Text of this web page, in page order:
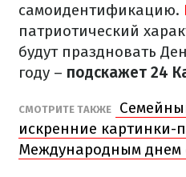
самоидентификацию.
патриотический
будут праздновать
году – подскажет 24
СМОТРИТЕ ТАКЖЕ
искренние картинки-
Международным днем